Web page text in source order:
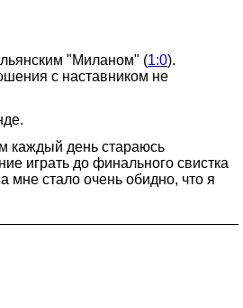
"Миланом" (1:0).
с наставником не
каждый день стараюсь
играть до финального свистка
мне стало очень обидно, что я